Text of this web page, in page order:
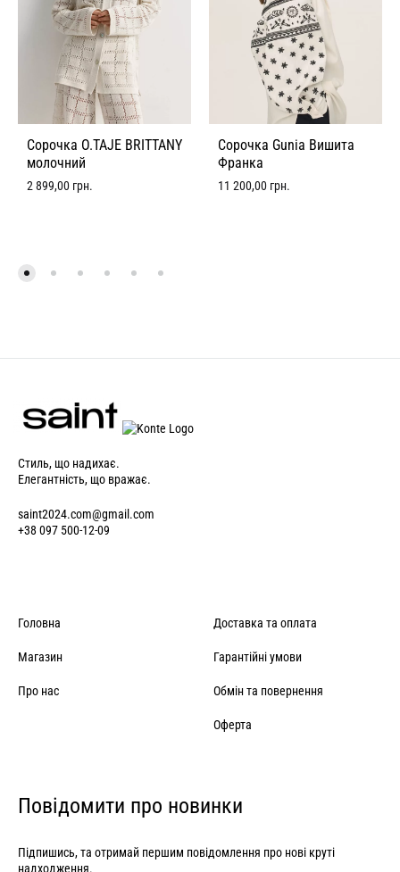
Сорочка O.TAJE BRITTANY
молочний
2 899,00 грн.
Сорочка Gunia Вишита
Франка
11 200,00 грн.
Стиль, що надихає.
Елегантність, що вражає.
saint2024.com@gmail.com
+38 097 500-12-09
Головна
Магазин
Про нас
Доставка та оплата
Гарантійні умови
Обмін та повернення
Оферта
Повідомити про новинки
Підпишись, та отримай першим повідомлення про нові круті
надходження.